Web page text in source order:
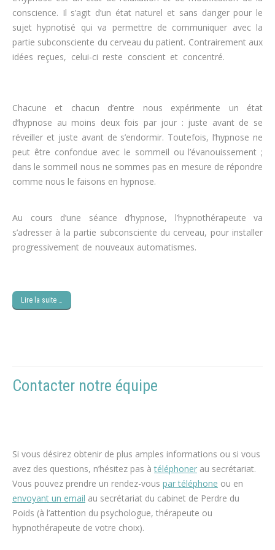
conscience. Il s’agit d’un état naturel et sans danger pour le
sujet hypnotisé qui va permettre de communiquer avec la
partie subconsciente du cerveau du patient. Contrairement aux
idées reçues, celui-ci reste conscient et concentré.
Chacune et chacun d’entre nous expérimente un état
d’hypnose au moins deux fois par jour : juste avant de se
réveiller et juste avant de s’endormir. Toutefois, l’hypnose ne
peut être confondue avec le sommeil ou l’évanouissement ;
dans le sommeil nous ne sommes pas en mesure de répondre
comme nous le faisons en hypnose.
Au cours d’une séance d’hypnose, l’hypnothérapeute va
s’adresser à la partie subconsciente du cerveau, pour installer
progressivement de nouveaux automatismes.
Lire la suite …
Contacter notre équipe
Si vous désirez obtenir de plus amples informations ou si vous
avez des questions, n’hésitez pas àtéléphoner au secrétariat.
Vous pouvez prendre un rendez-vous par téléphone ou en
envoyant un email au secrétariat du cabinet de Perdre du
Poids (à l’attention du psychologue, thérapeute ou
hypnothérapeute de votre choix).